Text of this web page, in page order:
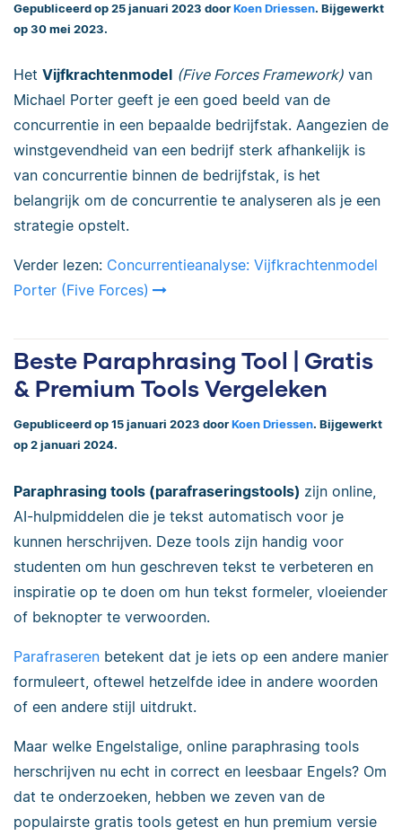
Gepubliceerd op 25 januari 2023 door Koen Driessen. Bijgewerkt
op 30 mei 2023.
Het Vijfkrachtenmodel (Five Forces Framework) van
Michael Porter geeft je een goed beeld van de
concurrentie in een bepaalde bedrijfstak. Aangezien de
winstgevendheid van een bedrijf sterk afhankelijk is
van concurrentie binnen de bedrijfstak, is het
belangrijk om de concurrentie te analyseren als je een
strategie opstelt.
Verder lezen: Concurrentieanalyse: Vijfkrachtenmodel
Porter (Five Forces)
Beste Paraphrasing Tool | Gratis
& Premium Tools Vergeleken
Gepubliceerd op 15 januari 2023 door Koen Driessen. Bijgewerkt
op 2 januari 2024.
Paraphrasing tools (parafraseringstools) zijn online,
AI-hulpmiddelen die je tekst automatisch voor je
kunnen herschrijven. Deze tools zijn handig voor
studenten om hun geschreven tekst te verbeteren en
inspiratie op te doen om hun tekst formeler, vloeiender
of beknopter te verwoorden.
Parafraseren betekent dat je iets op een andere manier
formuleert, oftewel hetzelfde idee in andere woorden
of een andere stijl uitdrukt.
Maar welke Engelstalige, online paraphrasing tools
herschrijven nu echt in correct en leesbaar Engels? Om
dat te onderzoeken, hebben we zeven van de
populairste gratis tools getest en hun premium versie